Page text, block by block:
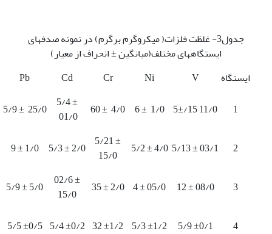
جدول3- غلظت فلزات( میکروگرم برگرم) در نمونه صدف­های
ایستگاه­های مختلف(میانگین ± انحراف از معیار)
ایستگاه
V
Ni
Cr
Cd
Pb
1
5±/15 11/0
6 ± 1/0
60 ± 4/0
5/4 ±
01/0
5/9 ± 25/0
2
5/13 ± 03/1
5/2 ± 4/0
5/21 ±
15/0
5/3 ± 2/0
9 ± 1/0
3
12 ± 08/0
4 ± 05/0
35 ± 2/0
02/6 ±
15/0
5/9 ± 5/0
4
5/9 ±0/1
5/3 ±1/2
32 ±1/2
5/4 ±0/2
5/5 ±0/5